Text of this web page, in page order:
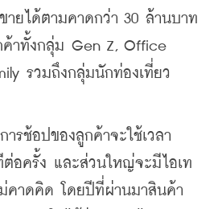
ายได้ตามคาดกว่า 30 ล้านบาท
ค้าทั้งกลุ่ม Gen Z, Office
รวมถึงกลุ่มนักท่องเที่ยว
ช้อปของลูกค้าจะใช้เวลา
ต่อครั้ง และส่วนใหญ่จะมีไอเท
คาดคิด โดยปีที่ผ่านมาสินค้า